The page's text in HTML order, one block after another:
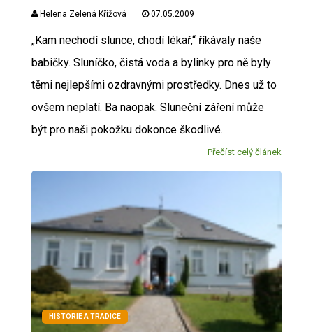
Helena Zelená Křížová 07.05.2009
„Kam nechodí slunce, chodí lékař,“ říkávaly naše
babičky. Sluníčko, čistá voda a bylinky pro ně byly
těmi nejlepšími ozdravnými prostředky. Dnes už to
ovšem neplatí. Ba naopak. Sluneční záření může
být pro naši pokožku dokonce škodlivé.
Přečíst celý článek
HISTORIE A TRADICE